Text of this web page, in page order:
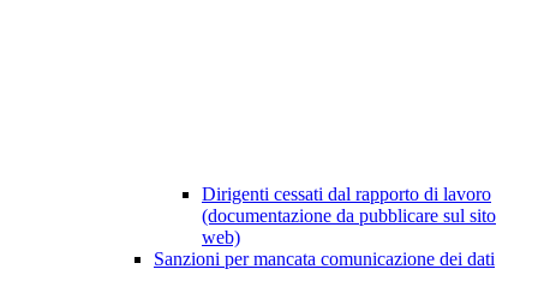
Dirigenti cessati dal rapporto di lavoro
(documentazione da pubblicare sul sito
web)
Sanzioni per mancata comunicazione dei dati